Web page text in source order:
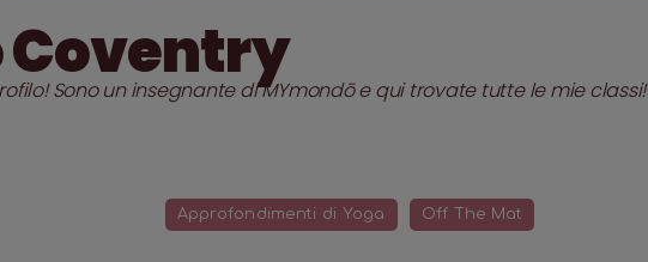
Coventry
Sono un insegnante di MYmondō e qui trovate tutte le mie classi!
Approfondimenti di Yoga Off The Mat